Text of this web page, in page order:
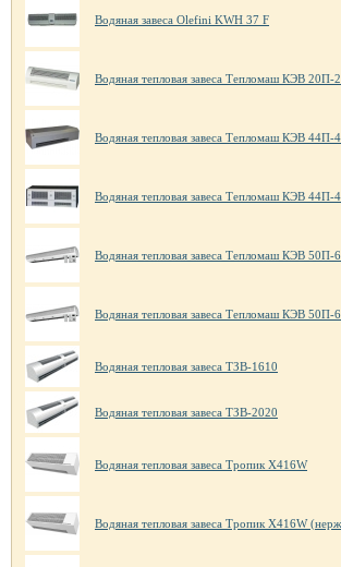
Водяная завеса Olefini KWH 37 F
Водяная тепловая завеса Тепломаш КЭВ 20П-
Водяная тепловая завеса Тепломаш КЭВ 44П-
Водяная тепловая завеса Тепломаш КЭВ 44П-
Водяная тепловая завеса Тепломаш КЭВ 50П-
Водяная тепловая завеса Тепломаш КЭВ
Водяная тепловая завеса ТЗВ-1610
Водяная тепловая завеса ТЗВ-2020
Водяная тепловая завеса Тропик X416W
Водяная тепловая завеса Тропик X416W